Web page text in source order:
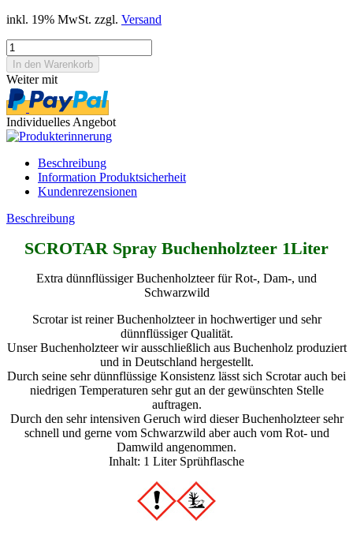
inkl. 19% MwSt. zzgl. Versand
Weiter mit
Individuelles Angebot
Beschreibung
Information Produktsicherheit
Kundenrezensionen
Beschreibung
SCROTAR Spray Buchenholzteer 1Liter
Extra dünnflüssiger Buchenholzteer für Rot-, Dam-, und
Schwarzwild
Scrotar ist reiner Buchenholzteer in hochwertiger und sehr
dünnflüssiger Qualität.
Unser Buchenholzteer wir ausschließlich aus Buchenholz produziert
und in Deutschland hergestellt.
Durch seine sehr dünnflüssige Konsistenz lässt sich Scrotar auch bei
niedrigen Temperaturen sehr gut an der gewünschten Stelle
auftragen.
Durch den sehr intensiven Geruch wird dieser Buchenholzteer sehr
schnell und gerne vom Schwarzwild aber auch vom Rot- und
Damwild angenommen.
Inhalt: 1 Liter Sprühflasche